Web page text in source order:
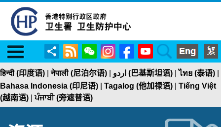
Menu
分
享
RSS WeChatInstagramFacebookYouTubeSearch
हिन्दी (印度语) |नेपाली (尼泊尔语) اردو (巴基斯坦语) |ไทย (泰语)
Bahasa Indonesia (印尼语)
Tagalog (他加禄语)
Tiếng Việt
(越南语) |ਪੰਜਾਬੀ (旁遮普语)